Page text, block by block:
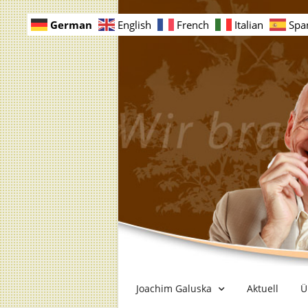
Joachim Galuska Aktuell
German English French Italian